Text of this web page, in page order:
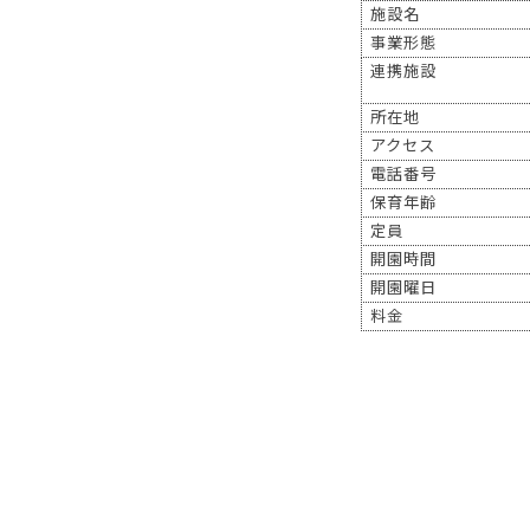
施設名
事業形態
連携施設
所在地
アクセス
電話番号
保育年齢
定員
開園時間
開園曜日
料金